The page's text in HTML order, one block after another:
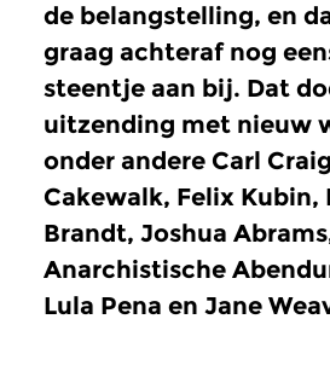
de belangstelling, en
graag achteraf nog
steentje aan bij. Dat
uitzending met nieuw
onder andere Carl
Cakewalk, Felix Kubin,
Brandt, Joshua
Anarchistische
Lula Pena en Jane